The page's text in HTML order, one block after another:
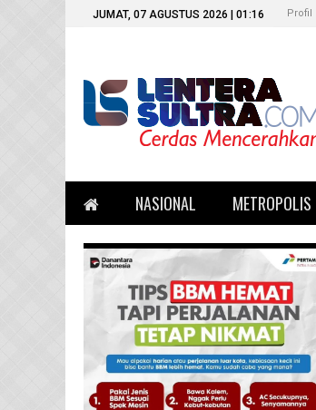
JUMAT, 07 AGUSTUS 2026 | 01:16 Profil
NASIONAL METROPOLIS